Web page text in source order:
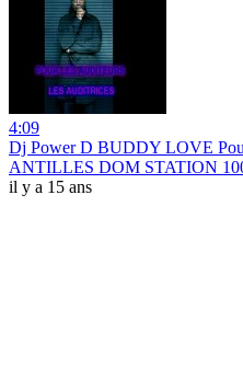
4:09
Dj Power D BUDDY LOVE
ANTILLES DOM STATION
il y a 15 ans